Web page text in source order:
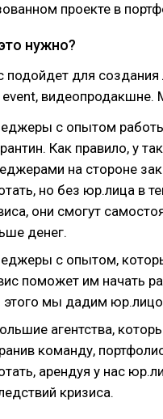
проекте в
нужно?
подойдет для
с опытом работы
Как правило, у
на стороне
но без юр.лица в
они смогут
денег.
с опытом,
поможет им начать
мы дадим юр.лицо
агентства,
команду,
арендуя у нас
кризиса.